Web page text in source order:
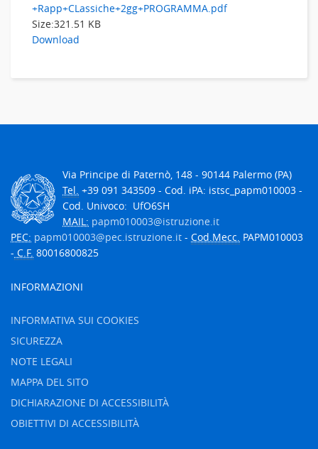
+Rapp+CLassiche+2gg+PROGRAMMA.pdf
Size:321.51 KB
Download
Via Principe di Paternò, 148 - 90144 Palermo (PA)
Tel. +39 091 343509 - Cod. iPA: istsc_papm010003 -
Cod. Univoco: UfO6SH
MAIL: papm010003@istruzione.it
PEC: papm010003@pec.istruzione.it - Cod.Mecc. PAPM010003
- C.F. 80016800825
INFORMAZIONI
INFORMATIVA SUI COOKIES
SICUREZZA
NOTE LEGALI
MAPPA DEL SITO
DICHIARAZIONE DI ACCESSIBILITÀ
OBIETTIVI DI ACCESSIBILITÀ